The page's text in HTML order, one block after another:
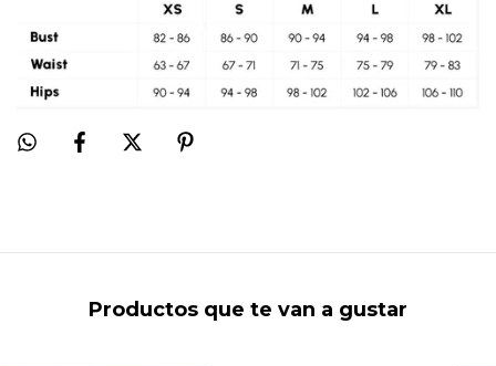
Productos que te van a gustar